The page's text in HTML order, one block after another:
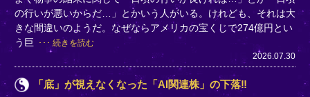
の行いが悪いからだ…」とかいう人がいる。けれども、それは大
きな間違いのようだ。なぜならアメリカの宝くじで274億円とい
う巨
続きを読む
2026.07.30
「底」が視えなくなった「AI関連株」の下落‼